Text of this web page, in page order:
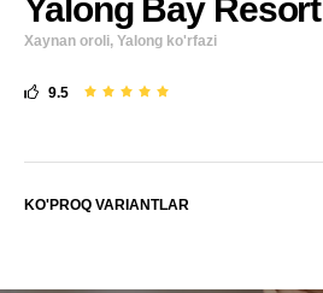
Yalong Bay Resort
Xaynan oroli, Yalong ko'rfazi
9.5
KO'PROQ VARIANTLAR